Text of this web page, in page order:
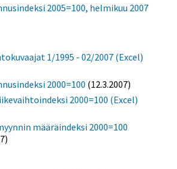
2005=100, helmikuu 2007
1/1995 - 02/2007 (Excel)
2000=100 (12.3.2007)
2000=100 (Excel)
määräindeksi 2000=100